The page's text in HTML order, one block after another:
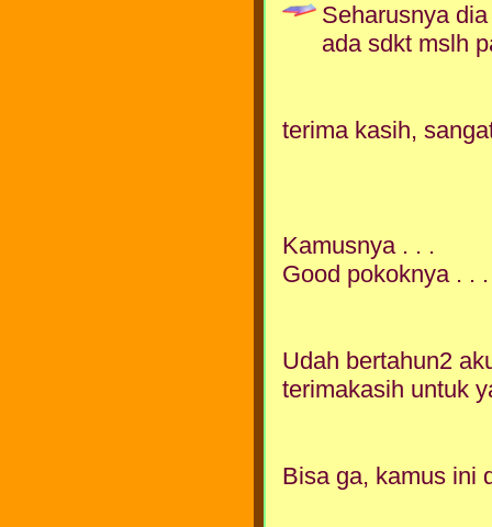
Seharusnya
ada sdkt mslh
terima kasih,
Kamusnya . . .
Good pokoknya . . .
Udah bertahun2
terimakasih untuk
Bisa ga, kamus ini